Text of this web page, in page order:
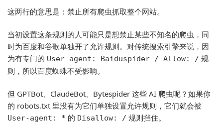
这两行的意思是：禁止所有爬虫抓取整个网站。
当初设置这条规则的人可能只是想禁止某些不知名的爬虫，同
时为百度和谷歌单独开了允许规则。对传统搜索引擎来说，因
为有专门的 User-agent: Baiduspider / Allow: / 规
则，所以百度蜘蛛不受影响。
但 GPTBot、ClaudeBot、Bytespider 这些 AI 爬虫呢？如果你
的 robots.txt 里没有为它们单独设置允许规则，它们就会被
User-agent: * 的 Disallow: / 规则挡住。